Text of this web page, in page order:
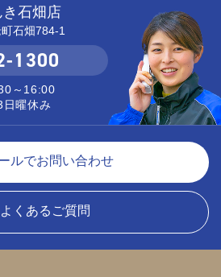
石畑店
石畑784-1
1300
～16:00
日曜休み
ルでお問い合わせ
よくあるご質問